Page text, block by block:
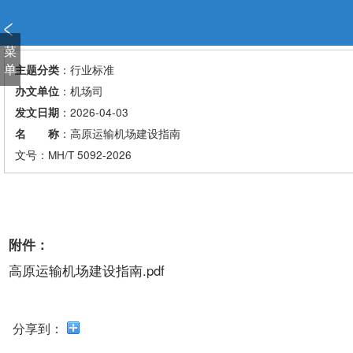
菜
单主题分类：行业标准
办文单位：机场司
发文日期：2026-04-03
名 称：高原运输机场建设指南
文号：MH/T 5092-2026
附件：
高原运输机场建设指南.pdf
分享到：
窗
口
打
开
明
Alt
加
波